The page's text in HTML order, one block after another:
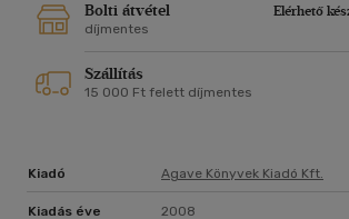
Bolti átvétel
Elérhető
díjmentes
Szállítás
15 000 Ft felett díjmentes
Kiadó Agave Könyvek Kiadó Kft.
Kiadás éve 2008